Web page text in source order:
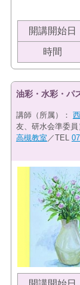
開講開始日
時間
油彩・水彩・パ
講師（所属）：
友、研水会準委員
高槻教室 ／TEL